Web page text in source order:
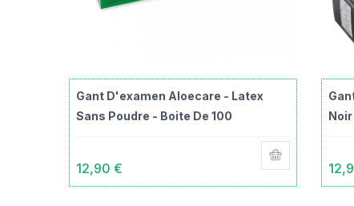
Gant D'examen Aloecare - Latex
Sans Poudre - Boite De 100
12,90 €